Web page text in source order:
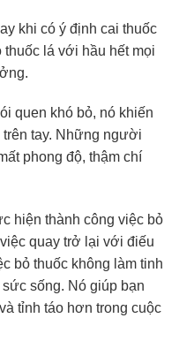
khi có ý định cai thuốc
lá với hầu hết mọi
quen khó bỏ, nó khiến
trên tay. Những người
phong độ, thậm chí
hiện thành công việc bỏ
quay trở lại với điếu
bỏ thuốc không làm tinh
sống. Nó giúp bạn
tỉnh táo hơn trong cuộc